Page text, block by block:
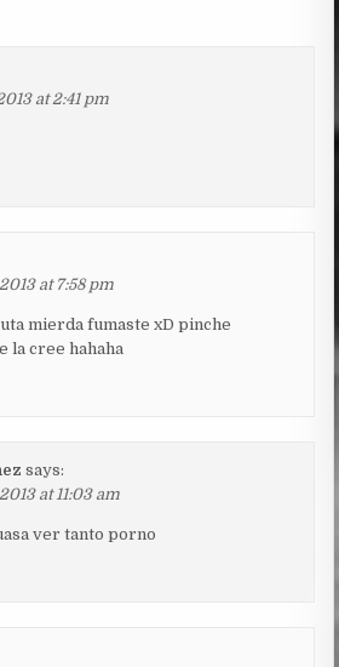
at 2:41 pm
at 7:58 pm
mierda fumaste xD pinche
la cree hahaha
says:
at 11:03 am
ver tanto porno